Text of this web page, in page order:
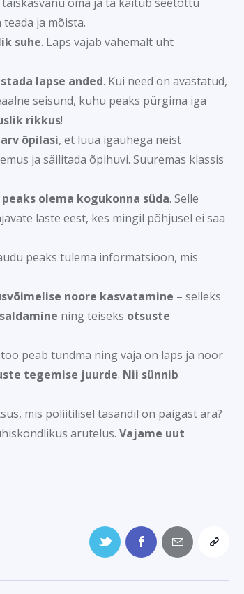
ja mõista.
suhe. Laps vajab vähemalt üht
lapse anded. Kui need on avastatud,
seisund, kuhu peaks pürgima iga
rikkus!
õpilasi, et luua igaühega neist
ja säilitada õpihuvi. Suuremas klassis
peaks olema kogukonna süda. Selle
laste eest, kes mingil põhjusel ei saa
peaks tulema informatsioon, mis
noore kasvatamine – selleks
ning teiseks otsuste
peab tundma ning vaja on laps ja noor
tegemise juurde. Nii sünnib
mis poliitilisel tasandil on paigast ära?
arutelus. Vajame uut